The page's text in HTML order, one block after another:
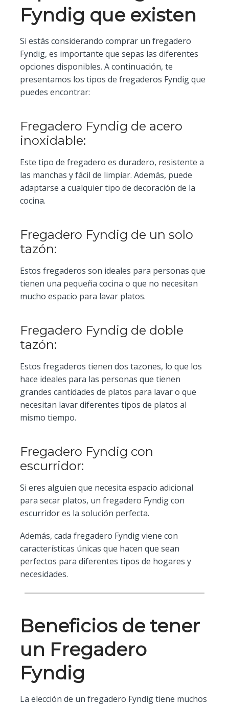
Fyndig que existen
Si estás considerando comprar un fregadero
Fyndig, es importante que sepas las diferentes
opciones disponibles. A continuación, te
presentamos los tipos de fregaderos Fyndig que
puedes encontrar:
Fregadero Fyndig de acero
inoxidable:
Este tipo de fregadero es duradero, resistente a
las manchas y fácil de limpiar. Además, puede
adaptarse a cualquier tipo de decoración de la
cocina.
Fregadero Fyndig de un solo
tazón:
Estos fregaderos son ideales para personas que
tienen una pequeña cocina o que no necesitan
mucho espacio para lavar platos.
Fregadero Fyndig de doble
tazón:
Estos fregaderos tienen dos tazones, lo que los
hace ideales para las personas que tienen
grandes cantidades de platos para lavar o que
necesitan lavar diferentes tipos de platos al
mismo tiempo.
Fregadero Fyndig con
escurridor:
Si eres alguien que necesita espacio adicional
para secar platos, un fregadero Fyndig con
escurridor es la solución perfecta.
Además, cada fregadero Fyndig viene con
características únicas que hacen que sean
perfectos para diferentes tipos de hogares y
necesidades.
Beneficios de tener
un Fregadero
Fyndig
La elección de un fregadero Fyndig tiene muchos